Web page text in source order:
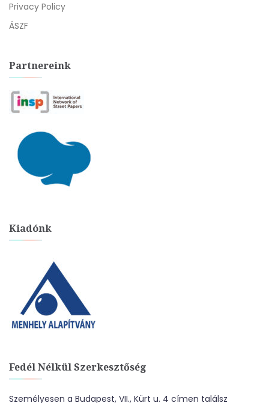
Privacy Policy
ÁSZF
Partnereink
Kiadónk
Fedél Nélkül Szerkesztőség
Személyesen a Budapest, VII., Kürt u. 4 címen találsz